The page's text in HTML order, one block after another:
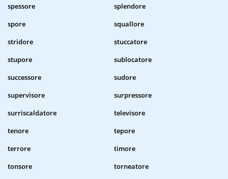
spessore
splendore
spore
squallore
stridore
stuccatore
stupore
sublocatore
successore
sudore
supervisore
surpressore
surriscaldatore
televisore
tenore
tepore
terrore
timore
tonsore
torneatore